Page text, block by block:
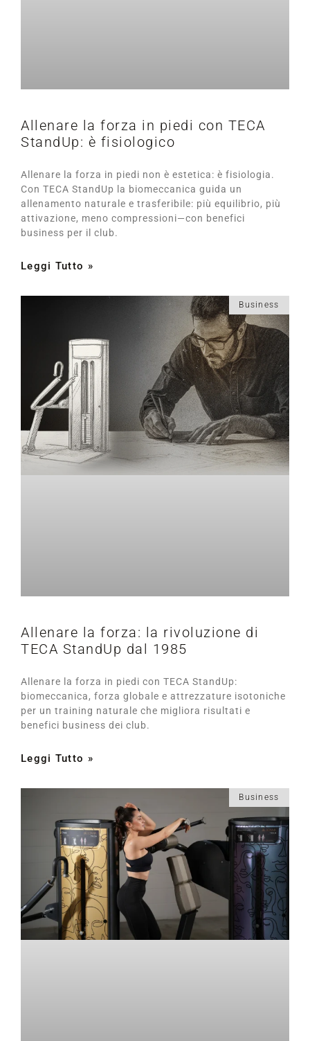
Allenare la forza in piedi con TECA
StandUp: è fisiologico
Allenare la forza in piedi non è estetica: è fisiologia.
Con TECA StandUp la biomeccanica guida un
allenamento naturale e trasferibile: più equilibrio, più
attivazione, meno compressioni—con benefici
business per il club.
Leggi Tutto »
Business
Allenare la forza: la rivoluzione di
TECA StandUp dal 1985
Allenare la forza in piedi con TECA StandUp:
biomeccanica, forza globale e attrezzature isotoniche
per un training naturale che migliora risultati e
benefici business dei club.
Leggi Tutto »
Business